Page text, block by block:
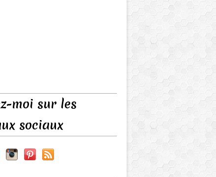
moi sur les
sociaux